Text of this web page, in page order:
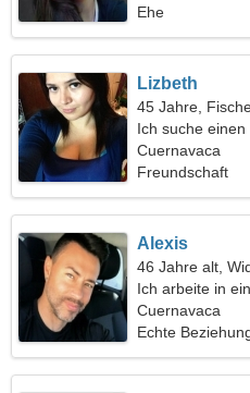
Ehe
Lizbeth
45 Jahre,
Ich suche
zu fahren
Cuernavaca
Freundschaft
Alexis
46 Jahre alt,
Ich arbeite in
eine energische
Cuernavaca
Echte